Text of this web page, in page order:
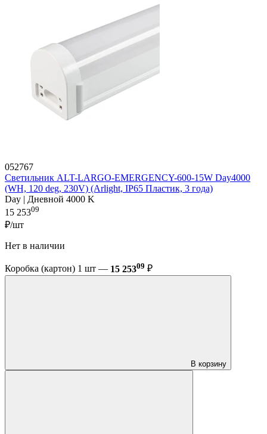
052767
Светильник ALT-LARGO-EMERGENCY-600-15W Day4000
(WH, 120 deg, 230V) (Arlight, IP65 Пластик, 3 года)
Day | Дневной 4000 K
15 25309
₽/шт
Нет в наличии
Коробка (картон) 1 шт — 15 25309 ₽
В корзину